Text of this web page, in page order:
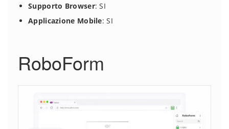
Supporto Browser: SI
Applicazione Mobile: SI
RoboForm